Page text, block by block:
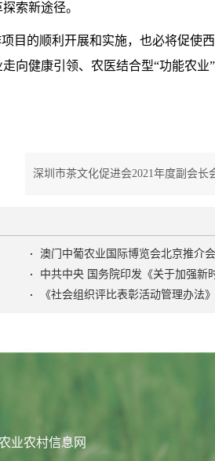
索新途径。
目的顺利开展和实施，也必将促使
向健康引领、农医结合型“功能农业
澳门中葡农业国际博览会北京推介
《社会组织评比表彰活动管理办法
业农村信息网